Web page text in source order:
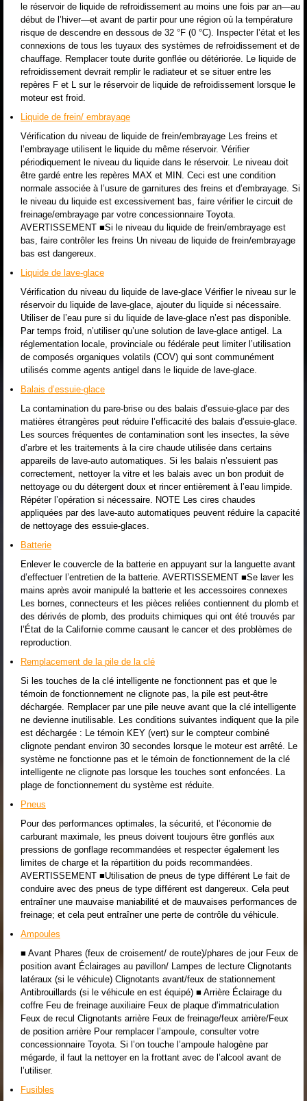
le réservoir de liquide de refroidissement au moins une fois par an—au
début de l’hiver—et avant de partir pour une région où la température
risque de descendre en dessous de 32 °F (0 °C). Inspecter l’état et les
connexions de tous les tuyaux des systèmes de refroidissement et de
chauffage. Remplacer toute durite gonflée ou détériorée. Le liquide de
refroidissement devrait remplir le radiateur et se situer entre les
repères F et L sur le réservoir de liquide de refroidissement lorsque le
moteur est froid.
Liquide de frein/ embrayage
Vérification du niveau de liquide de frein/embrayage Les freins et
l’embrayage utilisent le liquide du même réservoir. Vérifier
périodiquement le niveau du liquide dans le réservoir. Le niveau doit
être gardé entre les repères MAX et MIN. Ceci est une condition
normale associée à l’usure de garnitures des freins et d’embrayage. Si
le niveau du liquide est excessivement bas, faire vérifier le circuit de
freinage/embrayage par votre concessionnaire Toyota.
AVERTISSEMENT ■Si le niveau du liquide de frein/embrayage est
bas, faire contrôler les freins Un niveau de liquide de frein/embrayage
bas est dangereux.
Liquide de lave-glace
Vérification du niveau du liquide de lave-glace Vérifier le niveau sur le
réservoir du liquide de lave-glace, ajouter du liquide si nécessaire.
Utiliser de l’eau pure si du liquide de lave-glace n’est pas disponible.
Par temps froid, n’utiliser qu’une solution de lave-glace antigel. La
réglementation locale, provinciale ou fédérale peut limiter l’utilisation
de composés organiques volatils (COV) qui sont communément
utilisés comme agents antigel dans le liquide de lave-glace.
Balais d’essuie-glace
La contamination du pare-brise ou des balais d’essuie-glace par des
matières étrangères peut réduire l’efficacité des balais d’essuie-glace.
Les sources fréquentes de contamination sont les insectes, la sève
d’arbre et les traitements à la cire chaude utilisée dans certains
appareils de lave-auto automatiques. Si les balais n’essuient pas
correctement, nettoyer la vitre et les balais avec un bon produit de
nettoyage ou du détergent doux et rincer entièrement à l’eau limpide.
Répéter l’opération si nécessaire. NOTE Les cires chaudes
appliquées par des lave-auto automatiques peuvent réduire la capacité
de nettoyage des essuie-glaces.
Batterie
Enlever le couvercle de la batterie en appuyant sur la languette avant
d’effectuer l’entretien de la batterie. AVERTISSEMENT ■Se laver les
mains après avoir manipulé la batterie et les accessoires connexes
Les bornes, connecteurs et les pièces reliées contiennent du plomb et
des dérivés de plomb, des produits chimiques qui ont été trouvés par
l’État de la Californie comme causant le cancer et des problèmes de
reproduction.
Remplacement de la pile de la clé
Si les touches de la clé intelligente ne fonctionnent pas et que le
témoin de fonctionnement ne clignote pas, la pile est peut-être
déchargée. Remplacer par une pile neuve avant que la clé intelligente
ne devienne inutilisable. Les conditions suivantes indiquent que la pile
est déchargée : Le témoin KEY (vert) sur le compteur combiné
clignote pendant environ 30 secondes lorsque le moteur est arrêté. Le
système ne fonctionne pas et le témoin de fonctionnement de la clé
intelligente ne clignote pas lorsque les touches sont enfoncées. La
plage de fonctionnement du système est réduite.
Pneus
Pour des performances optimales, la sécurité, et l’économie de
carburant maximale, les pneus doivent toujours être gonflés aux
pressions de gonflage recommandées et respecter également les
limites de charge et la répartition du poids recommandées.
AVERTISSEMENT ■Utilisation de pneus de type différent Le fait de
conduire avec des pneus de type différent est dangereux. Cela peut
entraîner une mauvaise maniabilité et de mauvaises performances de
freinage; et cela peut entraîner une perte de contrôle du véhicule.
Ampoules
■ Avant Phares (feux de croisement/ de route)/phares de jour Feux de
position avant Éclairages au pavillon/ Lampes de lecture Clignotants
latéraux (si le véhicule) Clignotants avant/feux de stationnement
Antibrouillards (si le véhicule en est équipé) ■ Arrière Éclairage du
coffre Feu de freinage auxiliaire Feux de plaque d’immatriculation
Feux de recul Clignotants arrière Feux de freinage/feux arrière/Feux
de position arrière Pour remplacer l’ampoule, consulter votre
concessionnaire Toyota. Si l’on touche l’ampoule halogène par
mégarde, il faut la nettoyer en la frottant avec de l’alcool avant de
l’utiliser.
Fusibles